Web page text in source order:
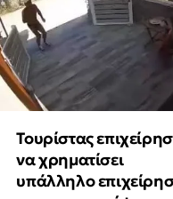
Τουρίστας
να χρηματίσει
υπάλληλο